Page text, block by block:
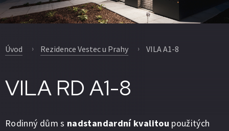
Úvod Rezidence Vestec u Prahy VILA A1-8
VILA RD A1-8
Rodinný dům s nadstandardní kvalitou použitých